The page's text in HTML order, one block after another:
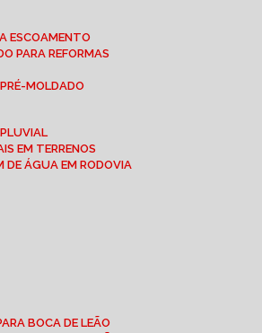
ESCOAMENTO
PARA REFORMAS
PRÉ-MOLDADO
PLUVIAL
EM TERRENOS
DE ÁGUA EM RODOVIA
BOCA DE LEÃO